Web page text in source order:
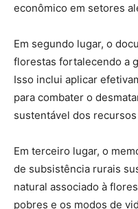
econômico em setores
Em segundo lugar, o
florestas fortalecendo a
Isso inclui aplicar
para combater o
sustentável dos
Em terceiro lugar, o
de subsistência rurais
natural associado à
pobres e os modos de